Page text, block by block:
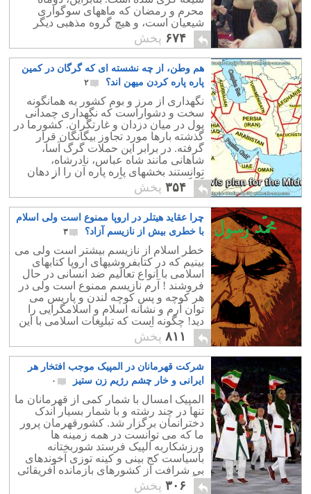
محرم و رمضان که ماههای سوگواری
شیعیان است، و هیچ گروه مذهبی دیگر
عزادار نیست، ماههای کلاهبرداری و
شارلاتانی آخوندها در تحمیر و زردزدایی
مردم به شمار می روند. اگر به کتاب های
تاریخ اسلام نگاه کنیم اینگونه نوحه و
سوگواری هرگز رواج نداشته است و حتی
پوشش سیاه تقبیح شده است و مکروه
شده است.
۶۷۴ پخش
هم وطن، از چه نشسته ای که گرگان در کمین
پاره پاره کردن میهن اند؟
۲
نگهداری از مرز و بوم کشور به همانگونه
سخت و دشواراست که نگهداری چمدانی
پول در میان دزدان و غارتگران. کشورما در
گذشته بارها مورد تجاوز بیگانگان قرار
گرفته. در برابر این حملات گرگ آسا،
شاهانی مانند شاه عباس، نادرشاه،
توانستند بخشهای پاره پاره آن را از دهان
گرگان طمع کار و گرسنه باز پس گیرند.
۳۵۴ پخش
چرا عقاید هیتلر در اروپا ممنوع است ولی اسلام
با خطری بیش از نازیسم آزاد؟
۳
خطر اسلام از نازیسم بیشتر است ولی می
بینیم که در کتابفروشیهای اروپا کتابهای
اسلامی با انواع تعالیم ضد انسانی در حال
فروشند ! آرم نازیسم ممنوع است ولی در
هر کوچه و پس کوچه لندن و پاریس می
توان آرم و نشانه اسلام و اسلامگرایی را
دید! چگونه است که تبلیغات اسلامی با این
حجم وسیع آزاد است؟ آیا دلارهای نفتی
اعراب آنقدر شیرین است که باید آینده اروپا
را بخاطر آن به خطر انداخت؟جهان باید به
این باور برسد که اگر هیتلر و افکارش
خطرناک است ، محمّد و دینش خطرناکتر
است.
۸۱۱ پخش
شرکت قهرمانان در المپیک موجب افتخار هر
ایرانی و خار چشم رژیم زن ستیز
۰
المپیک امسال با شمار کمی از قهرمانان ما
تنها در چند رشته و با شمار بسیار اندک
دخترانمان برگزار شد. کشورقهرمان پرور
ما که می توانست در همه زمینه ها
ورزشکاربه الپیک فرستد شوربختانه
باسیاست کج بینی و کینه توزی آخوندهای
بی شرافت از کشورهای بازمانده آفریقائی
و آسیائی پست تر و عقب مانده تر ماند.
۳۰۶ پخش